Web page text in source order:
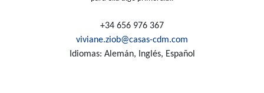
+34 656 976 367
viviane.ziob@casas-cdm.com
Idiomas: Alemán, Inglés, Español